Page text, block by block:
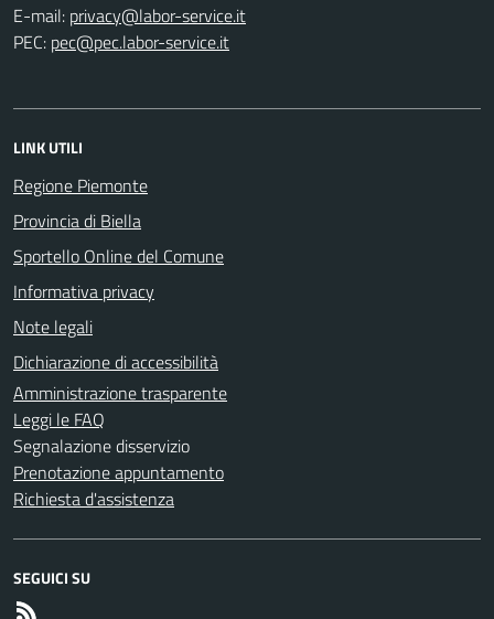
E-mail:
PEC:
LINK UTILI
Regione Piemonte
Provincia di Biella
Sportello Online del Comune
Informativa privacy
Note legali
Dichiarazione di accessibilità
Amministrazione trasparente
Leggi le FAQ
Segnalazione disservizio
Prenotazione appuntamento
Richiesta d'assistenza
SEGUICI SU